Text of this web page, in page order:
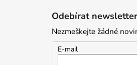
Odebírat newsletter
Nezmeškejte žádné
E-mail